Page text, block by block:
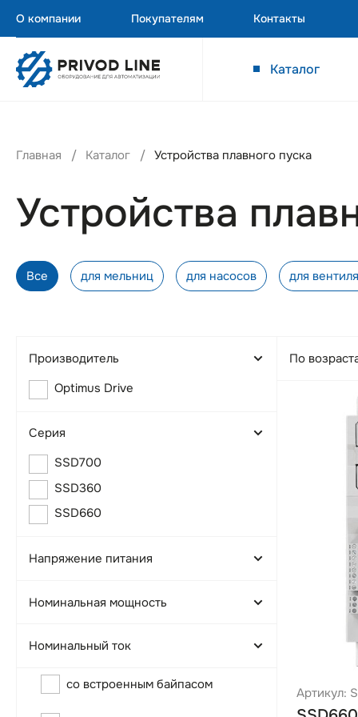
О компании Покупателям Контакты
Каталог
Главная Каталог Устройства плавного пуска
Устройства
Все для мельниц для насосов для
Производитель
Optimus Drive
Серия
SSD700
SSD360
SSD660
Напряжение питания
Номинальная мощность
5.5 кВт
7.5 кВт
Номинальный ток
со встроенным байпасом
По
Артикул: